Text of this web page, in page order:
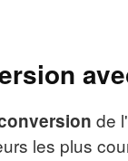
de l'
les plus